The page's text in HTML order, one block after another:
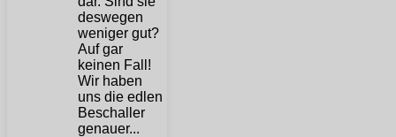
deswegen
weniger gut?
Auf gar
keinen Fall!
Wir haben
uns die edlen
Beschaller
genauer...